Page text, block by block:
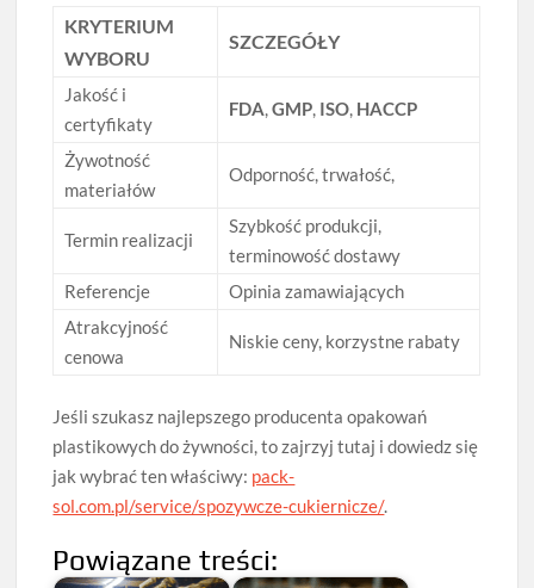
KRYTERIUM
WYBORU
SZCZEGÓŁY
Jakość i
certyfikaty
FDA,GMP, ISO, HACCP
Żywotność
materiałów
Odporność, trwałość,
Termin realizacji
Szybkość produkcji,
terminowość dostawy
Referencje
Opinia zamawiających
Atrakcyjność
cenowa
Niskie ceny, korzystne rabaty
Jeśli szukasz najlepszego producenta opakowań
plastikowych do żywności, to zajrzyj tutaj i dowiedz się
jak wybrać ten właściwy: pack-
sol.com.pl/service/spozywcze-cukiernicze/.
Powiązane treści: